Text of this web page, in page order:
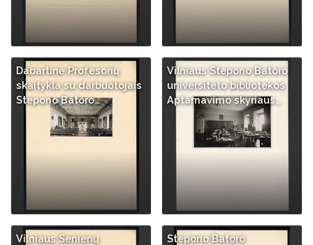
Dabartinė Profesorių
skaitykla su darbuotojais
Stepono Batoro…
Vilniaus Stepono Batoro
universiteto bibliotekos
Aptarnavimo skyriaus…
Vilniaus Senienų
Stepono Batoro